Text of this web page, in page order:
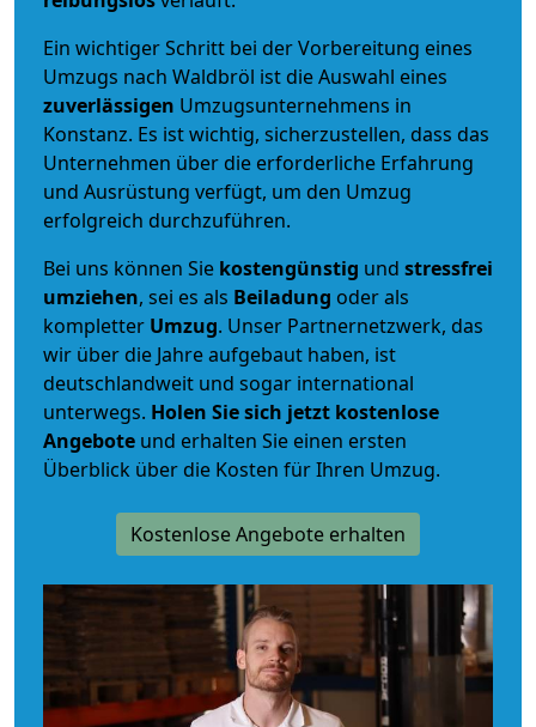
Ein wichtiger Schritt bei der Vorbereitung eines
Umzugs nach Waldbröl ist die Auswahl eines
zuverlässigen Umzugsunternehmens in
Konstanz. Es ist wichtig, sicherzustellen, dass das
Unternehmen über die erforderliche Erfahrung
und Ausrüstung verfügt, um den Umzug
erfolgreich durchzuführen.
Bei uns können Sie kostengünstig und stressfrei
umziehen, sei es als Beiladung oder als
kompletter Umzug. Unser Partnernetzwerk, das
wir über die Jahre aufgebaut haben, ist
deutschlandweit und sogar international
unterwegs. Holen Sie sich jetzt kostenlose
Angebote und erhalten Sie einen ersten
Überblick über die Kosten für Ihren Umzug.
Kostenlose Angebote erhalten